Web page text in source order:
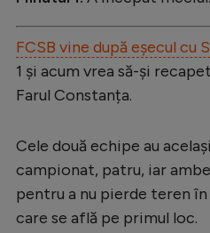
FCSB vine după eșecul cu
1 și acum vrea să-și
Farul Constanța.
Cele două echipe au
campionat, patru, iar
pentru a nu pierde teren
care se află pe primul loc.